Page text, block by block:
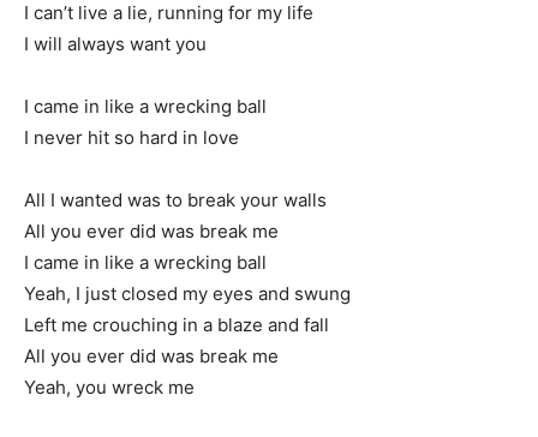
I can’t live a lie, running for my life
I will always want you
I came in like a wrecking ball
I never hit so hard in love
All I wanted was to break your walls
All you ever did was break me
I came in like a wrecking ball
Yeah, I just closed my eyes and swung
Left me crouching in a blaze and fall
All you ever did was break me
Yeah, you wreck me